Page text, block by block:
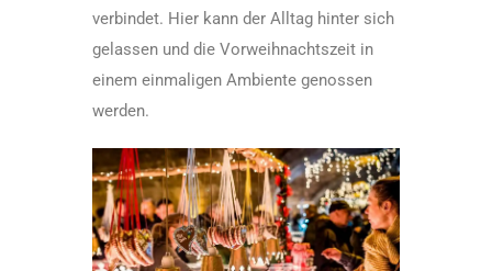
verbindet. Hier kann der Alltag hinter sich
gelassen und die Vorweihnachtszeit in
einem einmaligen Ambiente genossen
werden.